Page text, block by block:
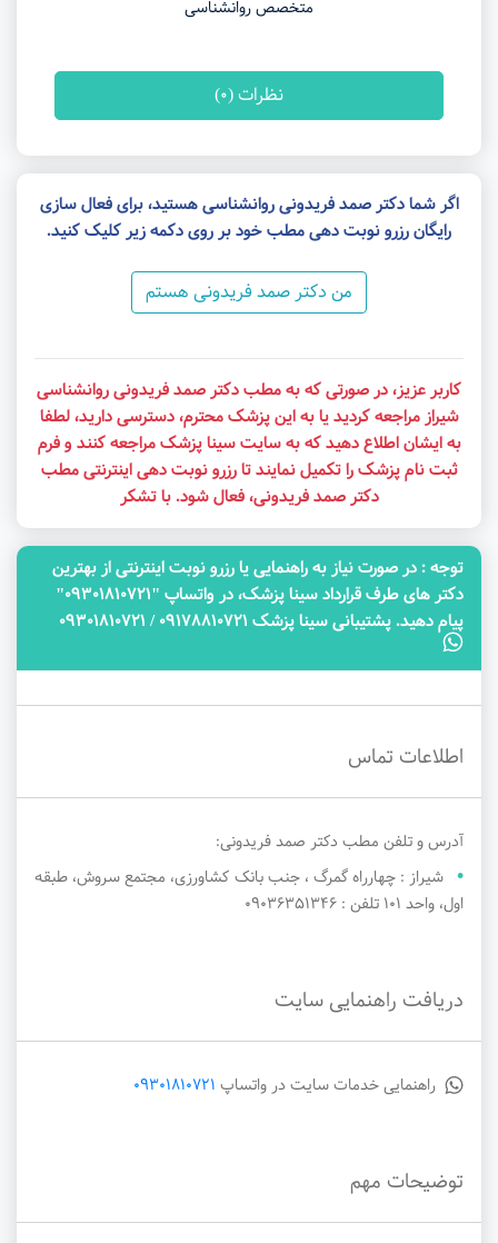
متخصص روانشناسی
نظرات (0)
اگر شما دکتر صمد فریدونی روانشناسی هستید، برای فعال سازی
رایگان رزرو نوبت دهی مطب خود بر روی دکمه زیر کلیک کنید.
من دکتر صمد فریدونی هستم
کاربر عزیز، در صورتی که به مطب دکتر صمد فریدونی روانشناسی
شیراز مراجعه کردید یا به این پزشک محترم، دسترسی دارید، لطفا
به ایشان اطلاع دهید که به سایت سینا پزشک مراجعه کنند و فرم
ثبت نام پزشک را تکمیل نمایند تا رزرو نوبت دهی اینترنتی مطب
دکتر صمد فریدونی، فعال شود. با تشکر
توجه‌ : در صورت نیاز به راهنمایی یا رزرو نوبت اینترنتی از بهترین
دکتر های طرف قرارداد سینا پزشک، در واتساپ "09301810721"
پیام دهید. پشتیبانی سینا پزشک 09178810721 / 09301810721
اطلاعات تماس
آدرس و تلفن مطب دکتر صمد فریدونی:
شیراز : چهارراه گمرگ ، جنب بانک کشاورزی، مجتمع سروش، طبقه
اول، واحد ۱۰۱ تلفن : ۰۹۰۳۶۳۵۱۳۴۶
دریافت راهنمایی سایت
راهنمایی خدمات سایت در واتساپ 09301810721
توضیحات مهم